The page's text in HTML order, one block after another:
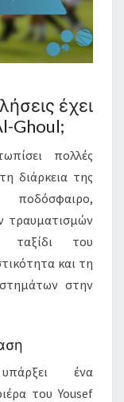
έχει
Ghoul;
πολλές
διάρκεια της
τραυματισμών
ταξίδι του
και τη
στην
ένα
του Yousef